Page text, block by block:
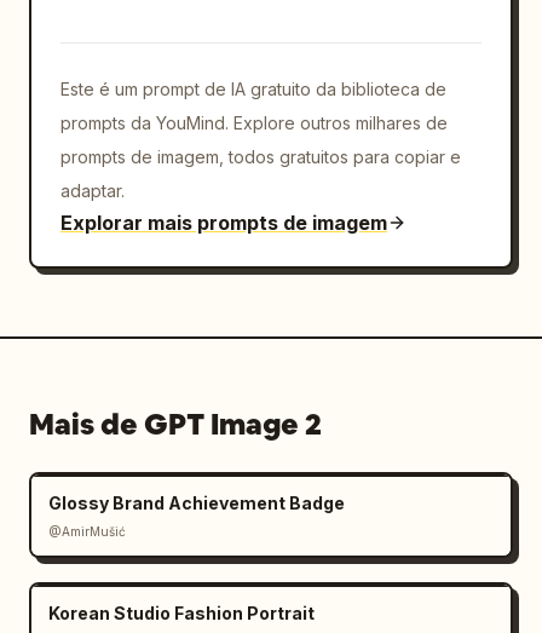
Este é um prompt de IA gratuito da biblioteca de
prompts da YouMind. Explore outros milhares de
prompts de imagem, todos gratuitos para copiar e
adaptar.
Explorar mais prompts de imagem
Mais de GPT Image 2
Glossy Brand Achievement Badge
@AmirMušić
Korean Studio Fashion Portrait